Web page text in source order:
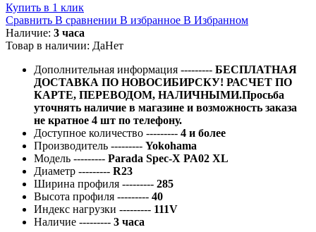
Купить в 1 клик
Сравнить В сравнении В избранное В Избранном
Наличие: 3 часа
Товар в наличии: ДаНет
Дополнительная информация --------- БЕСПЛАТНАЯ
ДОСТАВКА ПО НОВОСИБИРСКУ! РАСЧЕТ ПО
КАРТЕ, ПЕРЕВОДОМ, НАЛИЧНЫМИ.Просьба
уточнять наличие в магазине и возможность заказа
не кратное 4 шт по телефону.
Доступное количество --------- 4 и более
Производитель --------- Yokohama
Модель --------- Parada Spec-X PA02 XL
Диаметр --------- R23
Ширина профиля --------- 285
Высота профиля --------- 40
Индекс нагрузки --------- 111V
Наличие --------- 3 часа